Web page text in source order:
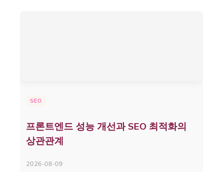
SEO
프론트엔드 성능 개선과 SEO 최적화의
상관관계
2026-08-09